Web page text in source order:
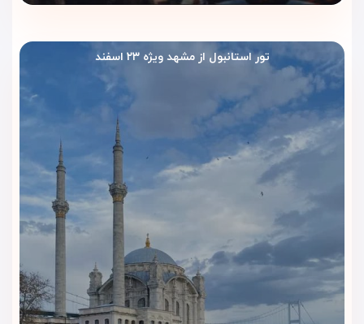
تور استانبول از مشهد ویژه ۲۳ اسفند